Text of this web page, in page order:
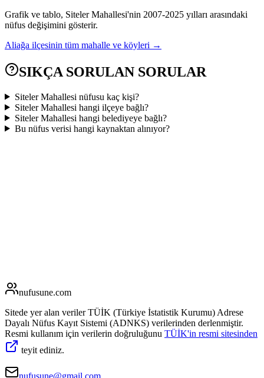
Grafik ve tablo, SitelerMahallesi'nin 2007-2025 yılları arasındaki
nüfus değişimini gösterir.
Aliağa ilçesinin tüm mahalle ve köyleri →
SIKÇA SORULAN SORULAR
Siteler Mahallesi nüfusu kaç kişi?
Siteler Mahallesi hangi ilçeye bağlı?
Siteler Mahallesi hangi belediyeye bağlı?
Bu nüfus verisi hangi kaynaktan alınıyor?
nufusune.com
Sitede yer alan veriler TÜİK (Türkiye İstatistik Kurumu) Adrese
Dayalı Nüfus Kayıt Sistemi (ADNKS) verilerinden derlenmiştir.
Resmi kullanım için verilerin doğruluğunu TÜİK'in resmi sitesinden
teyit ediniz.
nufusune@gmail.com